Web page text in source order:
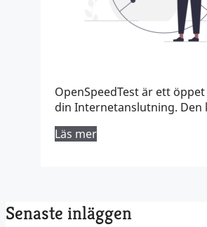
OpenSpeedTest är ett
din Internetanslutning.
Läs mer
Senaste inläggen